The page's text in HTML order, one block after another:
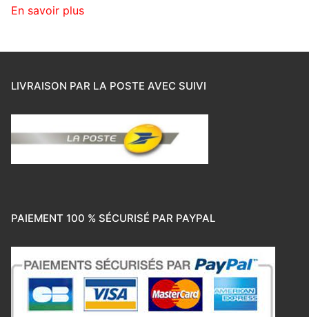
En savoir plus
LIVRAISON PAR LA POSTE AVEC SUIVI
PAIEMENT 100 % SÉCURISÉ PAR PAYPAL